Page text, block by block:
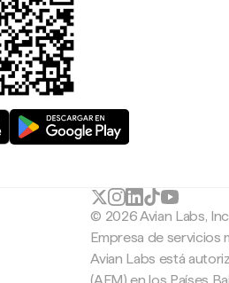
© 2026 Avian Labs, Inc
Empresa de servicios
Avian Labs está